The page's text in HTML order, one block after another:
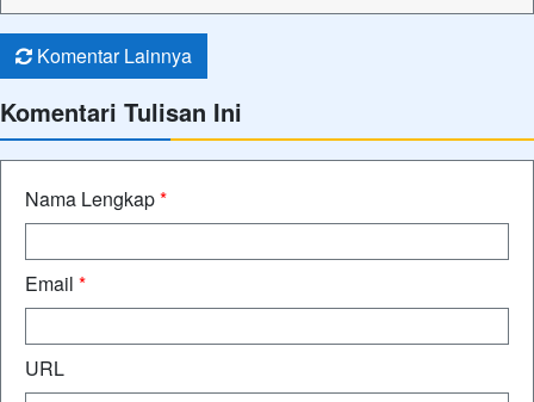
Komentar Lainnya
Komentari Tulisan Ini
Nama Lengkap*
Email *
URL